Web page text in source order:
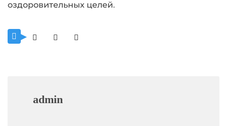
оздоровительных целей.
admin